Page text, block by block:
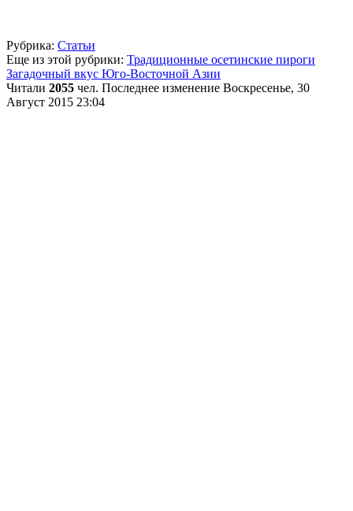
Рубрика: Статьи
Еще из этой рубрики: Традиционные осетинские пироги
Загадочный вкус Юго-Восточной Азии
Читали 2055 чел. Последнее изменение Воскресенье, 30
Август 2015 23:04